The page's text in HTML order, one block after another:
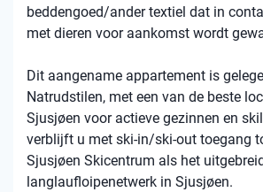
beddengoed/ander textiel dat in
met dieren voor aankomst wordt
Dit aangename appartement is
Natrudstilen, met een van de beste
Sjusjøen voor actieve gezinnen en
verblijft u met ski-in/ski-out toegang
Sjusjøen Skicentrum als het
langlaufloipenetwerk in Sjusjøen.